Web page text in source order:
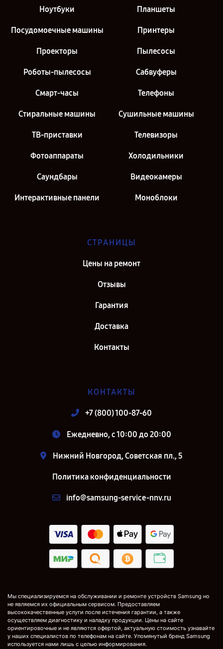
Ноутбуки Планшеты
Посудомоечные машины Принтеры
Проекторы Пылесосы
Роботы-пылесосы Сабвуферы
Смарт-часы Телефоны
Стиральные машины Сушильные машины
ТВ-приставки Телевизоры
Фотоаппараты Холодильники
Саундбары Видеокамеры
Интерактивные панели Моноблоки
СТРАНИЦЫ
Цены на ремонт
Отзывы
Гарантия
Доставка
Контакты
КОНТАКТЫ
+7 (800) 100-87-60
Ежедневно, с 10:00 до 20:00
Нижний Новгород, Советская пл., 5
Политика конфиденциальности
info@samsung-service-nnv.ru
Мы специализируемся на обслуживании и ремонте устройств Samsung но
не являемся их официальным сервисом. Предоставляем
высококачественные услуги после истечения гарантии, а также
осуществляем диагностику и наладку продукции. Цены на сайте
ориентировочные и не являются офертой, актуальную стоимость узнавайте
у наших специалистов по телефонам на сайте. Упомянутый бренд Samsung
используется нами лишь с целью информирования.